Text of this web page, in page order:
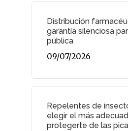
Distribución
garantía silenciosa
pública
09/07/2026
Repelentes de
elegir el más
protegerte de las